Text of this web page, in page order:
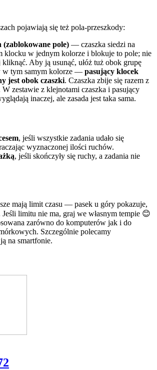
pojawiają się też pola-przeszkody:
(zablokowane pole) — czaszka siedzi na
klocku w jednym kolorze i blokuje to pole; nie
kliknąć. Aby ją usunąć, ułóż tuż obok grupę
w tym samym kolorze — pasujący klocek
jest obok czaszki. Czaszka zbije się razem z
W zestawie z klejnotami czaszka i pasujący
inaczej, ale zasada jest taka sama.
, jeśli wszystkie zadania udało się
wyznaczonej ilości ruchów.
, jeśli skończyły się ruchy, a zadania nie
mają limit czasu — pasek u góry pokazuje,
Jeśli limitu nie ma, graj we własnym tempie 😊
zarówno do komputerów jak i do
Szczególnie polecamy
na smartfonie.